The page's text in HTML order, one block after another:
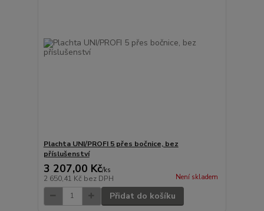
Plachta UNI/PROFI 5 přes bočnice, bez
příslušenství
3 207,00 Kč/ks
2 650,41 Kč bez DPH Není skladem
Přidat do košíku